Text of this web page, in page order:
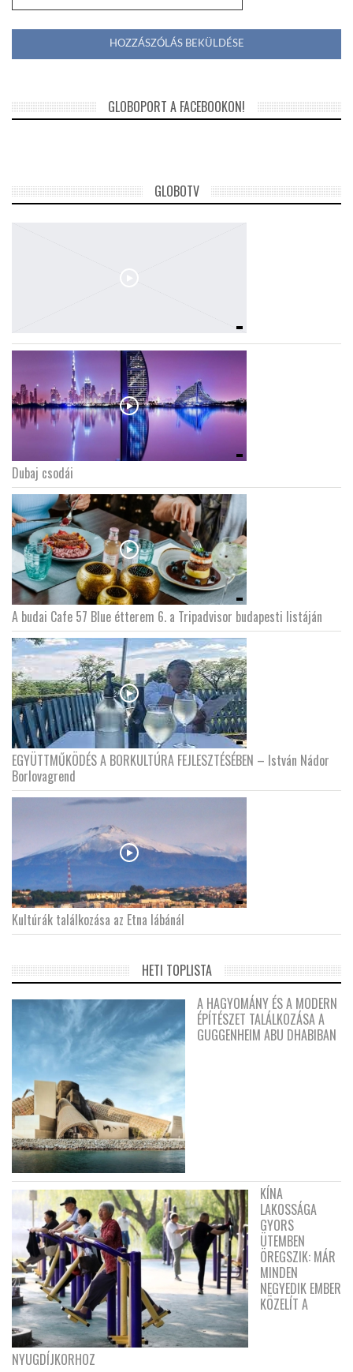
GLOBOPORT A FACEBOOKON!
GLOBOTV
Dubaj csodái
A budai Cafe 57 Blue étterem 6. a Tripadvisor budapesti listáján
EGYÜTTMŰKÖDÉS A BORKULTÚRA FEJLESZTÉSÉBEN – István Nádor
Borlovagrend
Kultúrák találkozása az Etna lábánál
HETI TOPLISTA
A HAGYOMÁNY ÉS A MODERN
ÉPÍTÉSZET TALÁLKOZÁSA A
GUGGENHEIM ABU DHABIBAN
KÍNA
LAKOSSÁGA
GYORS
ÜTEMBEN
ÖREGSZIK: MÁR
MINDEN
NEGYEDIK EMBER
KÖZELÍT A
NYUGDÍJKORHOZ